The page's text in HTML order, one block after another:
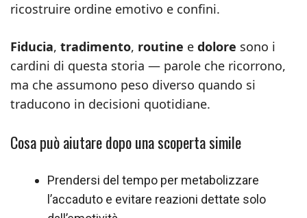
ricostruire ordine emotivo e confini.
Fiducia, tradimento, routine e dolore sono i
cardini di questa storia — parole che ricorrono,
ma che assumono peso diverso quando si
traducono in decisioni quotidiane.
Cosa può aiutare dopo una scoperta simile
Prendersi del tempo per metabolizzare
l’accaduto e evitare reazioni dettate solo